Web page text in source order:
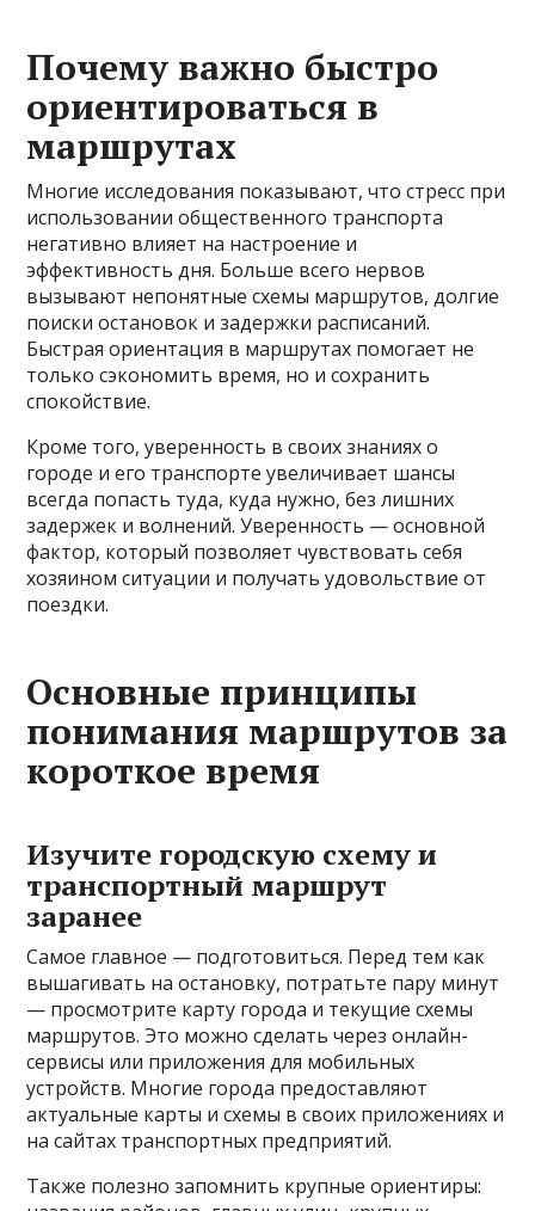
Почему важно быстро
ориентироваться в
маршрутах
Многие исследования показывают, что стресс при
использовании общественного транспорта
негативно влияет на настроение и
эффективность дня. Больше всего нервов
вызывают непонятные схемы маршрутов, долгие
поиски остановок и задержки расписаний.
Быстрая ориентация в маршрутах помогает не
только сэкономить время, но и сохранить
спокойствие.
Кроме того, уверенность в своих знаниях о
городе и его транспорте увеличивает шансы
всегда попасть туда, куда нужно, без лишних
задержек и волнений. Уверенность — основной
фактор, который позволяет чувствовать себя
хозяином ситуации и получать удовольствие от
поездки.
Основные принципы
понимания маршрутов за
короткое время
Изучите городскую схему и
транспортный маршрут
заранее
Самое главное — подготовиться. Перед тем как
вышагивать на остановку, потратьте пару минут
— просмотрите карту города и текущие схемы
маршрутов. Это можно сделать через онлайн-
сервисы или приложения для мобильных
устройств. Многие города предоставляют
актуальные карты и схемы в своих приложениях и
на сайтах транспортных предприятий.
Также полезно запомнить крупные ориентиры: